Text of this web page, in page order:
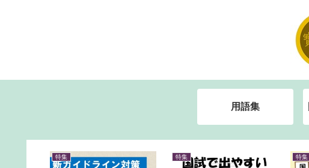
用語集
特集 特集 特集